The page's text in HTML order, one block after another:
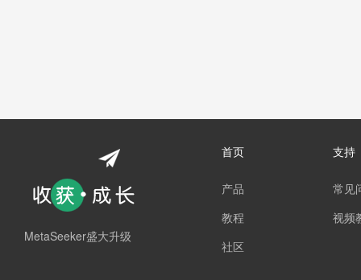
MetaSeeker盛大升级
首页
产品
教程
社区
支持
常见
视频